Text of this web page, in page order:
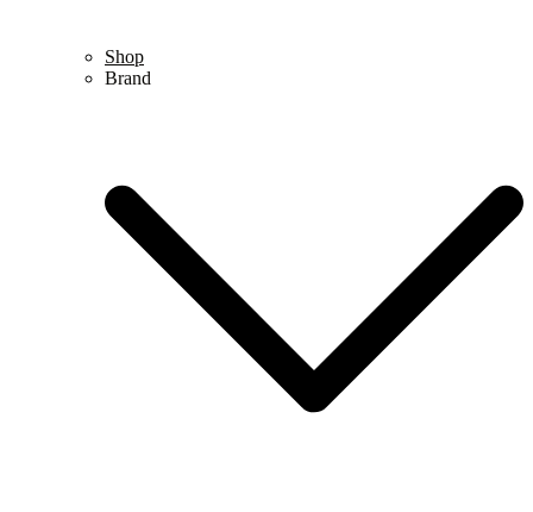
Shop
Brand